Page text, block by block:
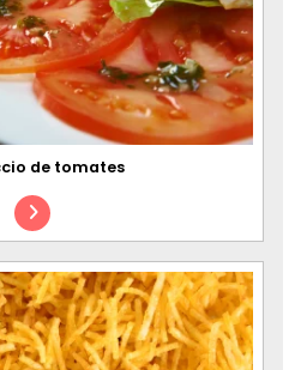
de tomates